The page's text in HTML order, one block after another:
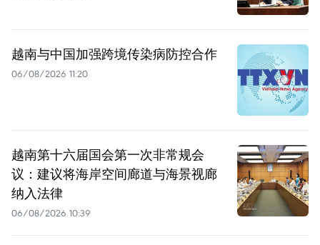
越南与中国加强跨境传染病防控合作
06/08/2026 11:20
越南第十六届国会第一次非常规会
议：建议将海岸空间廊道与海景视廊
纳入法律
06/08/2026 10:39